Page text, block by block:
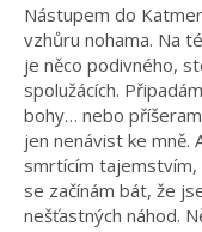
Nástupem do
vzhůru nohama. Na
je něco podivného,
spolužácích.
bohy… nebo
jen nenávist ke mně.
smrtícím tajemstvím,
se začínám bát, že
nešťastných náhod.